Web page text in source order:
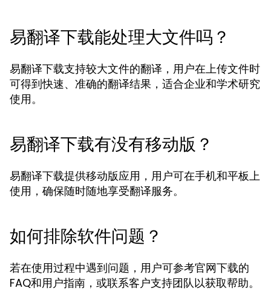
易翻译下载能处理大文件吗？
易翻译下载支持较大文件的翻译，用户在上传文件时
可得到快速、准确的翻译结果，适合企业和学术研究
使用。
易翻译下载有没有移动版？
易翻译下载提供移动版应用，用户可在手机和平板上
使用，确保随时随地享受翻译服务。
如何排除软件问题？
若在使用过程中遇到问题，用户可参考官网下载的
FAQ和用户指南，或联系客户支持团队以获取帮助。